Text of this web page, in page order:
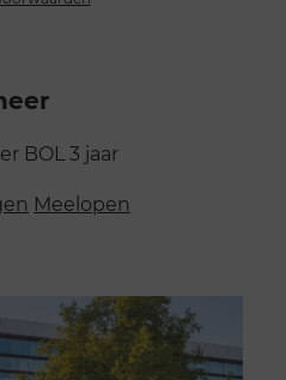
BOL 3 jaar
Meelopen